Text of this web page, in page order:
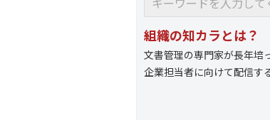
組織の知カラとは？
文書管理の専門家が長年培
企業担当者に向けて配信す